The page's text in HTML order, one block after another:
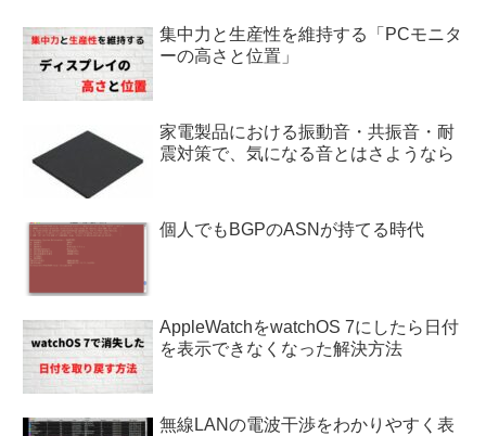
集中力と生産性を維持する「PCモニタ
ーの高さと位置」
家電製品における振動音・共振音・耐
震対策で、気になる音とはさようなら
個人でもBGPのASNが持てる時代
AppleWatchをwatchOS 7にしたら日付
を表示できなくなった解決方法
無線LANの電波干渉をわかりやすく表